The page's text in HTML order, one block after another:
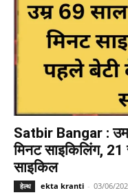
Satbir Bangar :
मिनट साइकिलिंग, 21
साइकिल
हेल्थ ekta kranti - 03/06/